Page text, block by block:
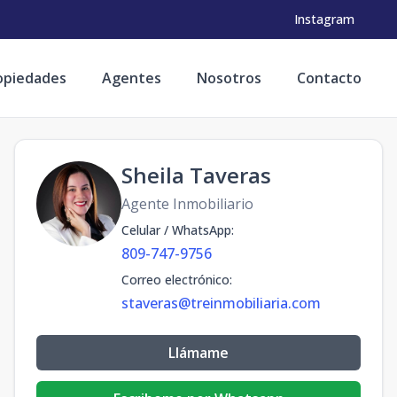
Instagram
Agentes Nosotros Contacto
Sheila Taveras
Agente Inmobiliario
Celular / WhatsApp:
809-747-9756
Correo electrónico:
staveras@treinmobiliaria.com
Llámame